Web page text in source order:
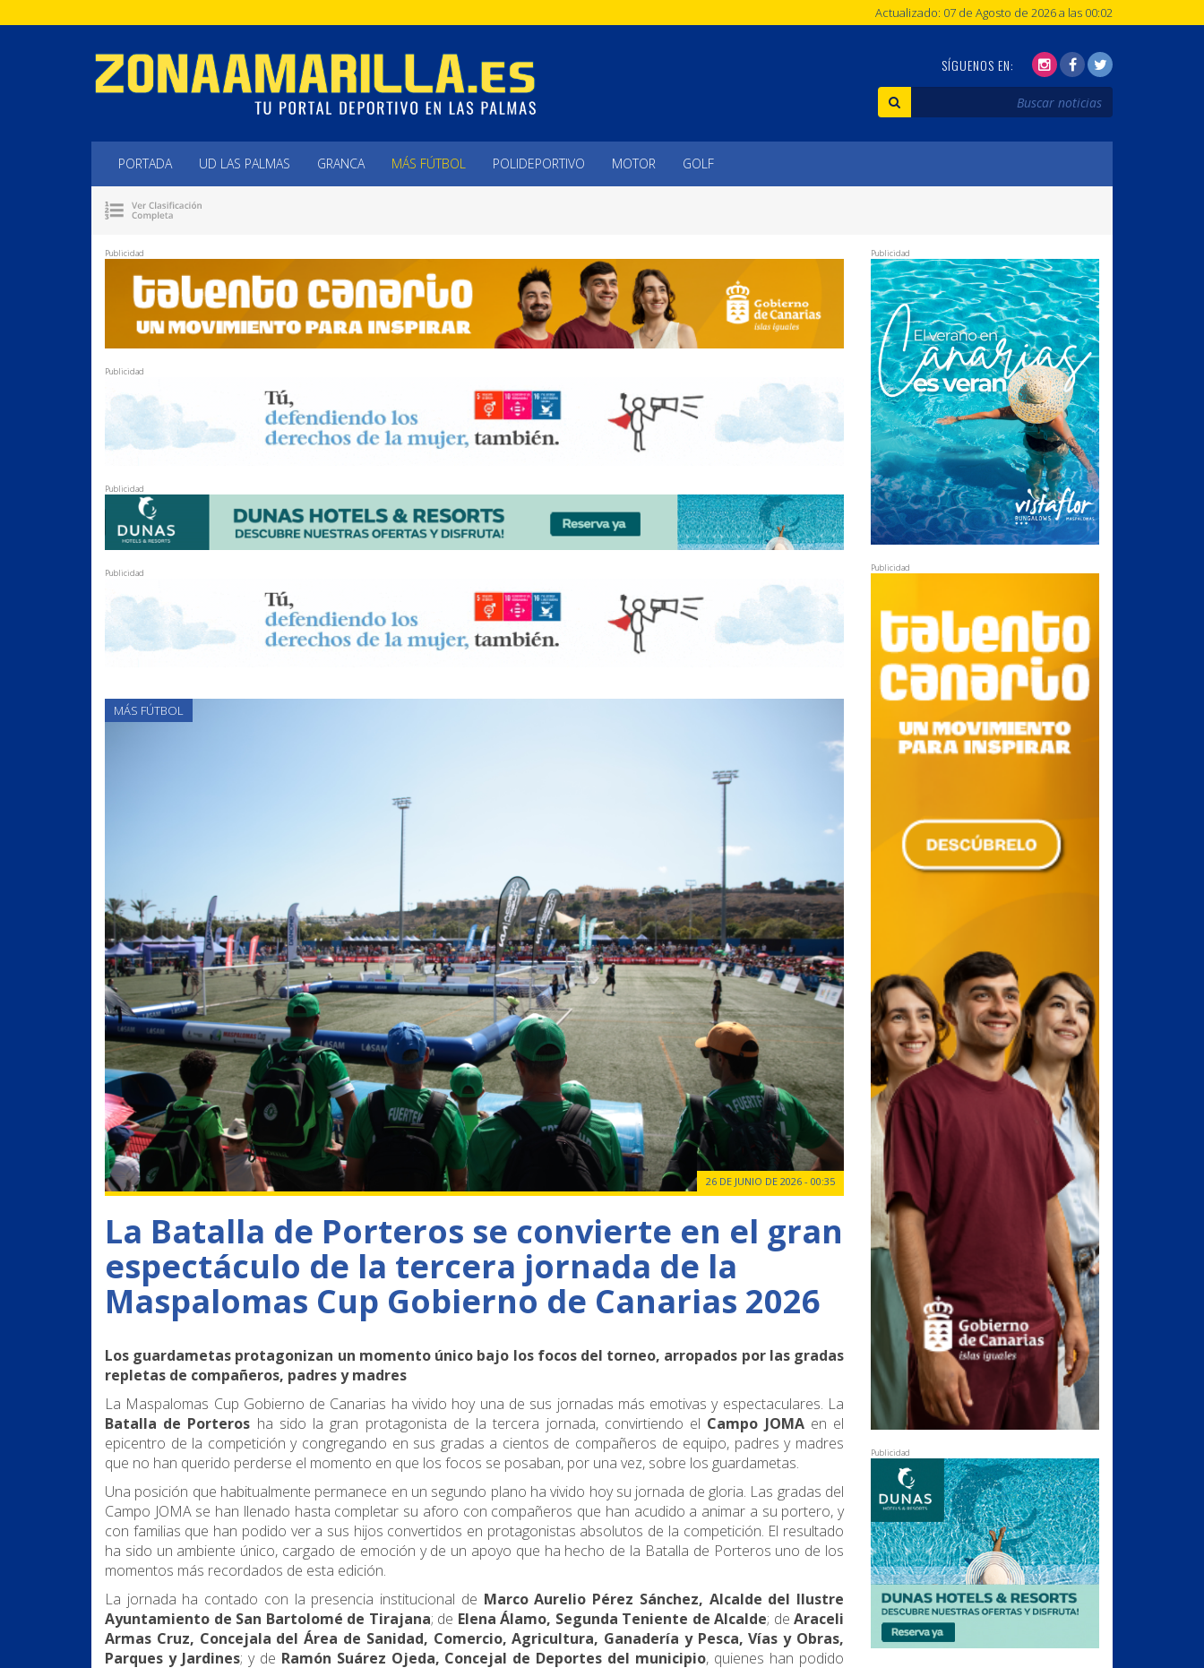
Actualizado: 07 de Agosto de 2026 a las 00:02
SÍGUENOS EN:
PORTADA UD LAS PALMAS GRANCA MÁS FÚTBOL POLIDEPORTIVO MOTOR GOLF
Publicidad
Publicidad
Publicidad
Publicidad
MÁS FÚTBOL
26 DE JUNIO DE 2026 - 00:35
La Batalla de Porteros se convierte en el gran
espectáculo de la tercera jornada de la
Maspalomas Cup Gobierno de Canarias 2026
Los guardametas protagonizan un momento único bajo los focos del torneo, arropados por las gradas
repletas de compañeros, padres y madres
La Maspalomas Cup Gobierno de Canarias ha vivido hoy una de sus jornadas más emotivas y espectaculares. La
Batalla de Porteros ha sido la gran protagonista de la tercera jornada, convirtiendo el Campo JOMAen el
epicentro de la competición y congregando en sus gradas a cientos de compañeros de equipo, padres y madres
que no han querido perderse el momento en que los focos se posaban, por una vez, sobre los guardametas.
Una posición que habitualmente permanece en un segundo plano ha vivido hoy su jornada de gloria. Las gradas del
Campo JOMA se han llenado hasta completar su aforo con compañeros que han acudido a animar a su portero, y
con familias que han podido ver a sus hijos convertidos en protagonistas absolutos de la competición. El resultado
ha sido un ambiente único, cargado de emoción y de un apoyo que ha hecho de la Batalla de Porteros uno de los
momentos más recordados de esta edición.
La jornada ha contado con la presencia institucional de Marco Aurelio Pérez Sánchez, Alcalde del Ilustre
Ayuntamiento de San Bartolomé de Tirajana; de Elena Álamo, Segunda Teniente de Alcalde; de Araceli
Armas Cruz, Concejala del Área de Sanidad, Comercio, Agricultura, Ganadería y Pesca, Vías y Obras,
Parques y Jardines; y de Ramón Suárez Ojeda, Concejal de Deportes del municipio, quienes han podido
Publicidad
Publicidad
Publicidad